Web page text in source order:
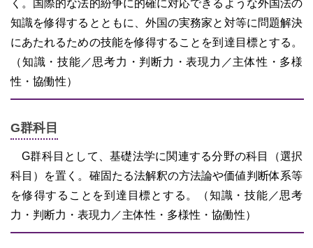
く。国際的な法的紛争に的確に対応できるような外国法の
知識を修得するとともに、外国の実務家と対等に問題解決
にあたれるための技能を修得することを到達目標とする。
（知識・技能／思考力・判断力・表現力／主体性・多様
性・協働性）
G群科目
G群科目として、基礎法学に関連する分野の科目（選択
科目）を置く。確固たる法解釈の方法論や価値判断体系等
を修得することを到達目標とする。（知識・技能／思考
力・判断力・表現力／主体性・多様性・協働性）